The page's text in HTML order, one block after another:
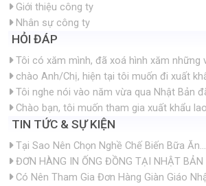
Giới thiệu công ty
Nhân sự công ty
HỎI ĐÁP
Tôi có xăm mình, đã xoá hình xăm những
chào Anh/Chị, hiện tại tôi muốn đi xuất
Tôi nghe nói vào năm vừa qua Nhật Bản
Chào bạn, tôi muốn tham gia xuất khẩu
TIN TỨC & SỰ KIỆN
Tại Sao Nên Chọn Nghề Chế Biến Bữa Ăn...
ĐƠN HÀNG IN ỐNG ĐỒNG TẠI NHẬT BẢN
Có Nên Tham Gia Đơn Hàng Giàn Giáo